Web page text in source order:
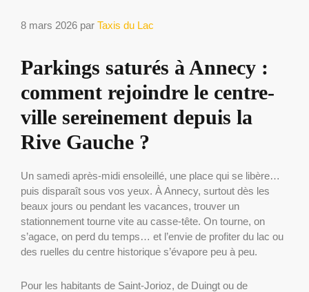
8 mars 2026 par Taxis du Lac
Parkings saturés à Annecy :
comment rejoindre le centre-
ville sereinement depuis la
Rive Gauche ?
Un samedi après-midi ensoleillé, une place qui se libère…
puis disparaît sous vos yeux. À Annecy, surtout dès les
beaux jours ou pendant les vacances, trouver un
stationnement tourne vite au casse-tête. On tourne, on
s’agace, on perd du temps… et l’envie de profiter du lac ou
des ruelles du centre historique s’évapore peu à peu.
Pour les habitants de Saint-Jorioz, de Duingt ou de